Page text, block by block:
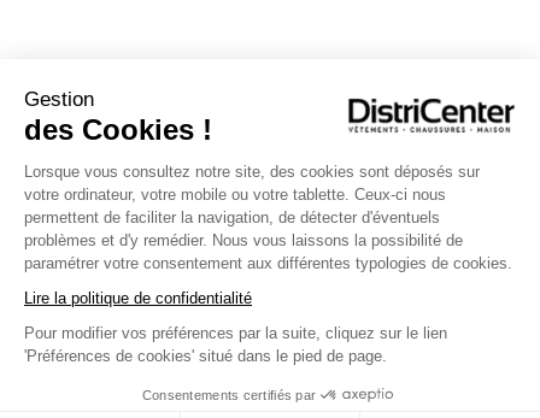
Gestion
des Cookies !
Lorsque vous consultez notre site, des cookies sont déposés sur
votre ordinateur, votre mobile ou votre tablette. Ceux-ci nous
permettent de faciliter la navigation, de détecter d'éventuels
problèmes et d'y remédier. Nous vous laissons la possibilité de
paramétrer votre consentement aux différentes typologies de cookies.
Lire la politique de confidentialité
Pour modifier vos préférences par la suite, cliquez sur le lien
'Préférences de cookies' situé dans le pied de page.
Consentements certifiés par
INFOS PRATIQUES
L’ENSEIGNE DISTRICENTER
Suivez-nous
Moyens de paiement